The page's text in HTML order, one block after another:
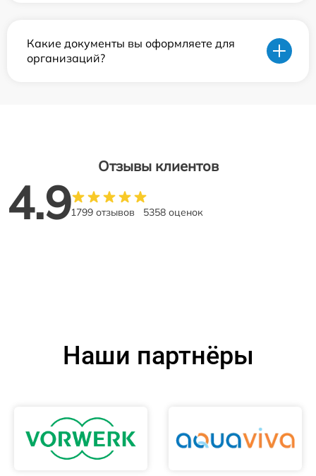
Какие документы вы оформляете для
организаций?
Отзывы клиентов
4.91799 отзывов 5358 оценок
Наши партнёры